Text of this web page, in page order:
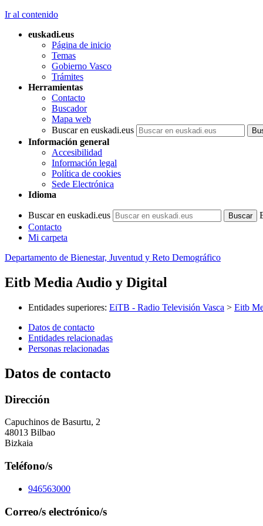
Ir al contenido
euskadi.eus
Página de inicio
Temas
Gobierno Vasco
Trámites
Herramientas
Contacto
Buscador
Mapa web
Buscar en euskadi.eus
Información general
Accesibilidad
Información legal
Política de cookies
Sede Electrónica
Idioma
Buscar en euskadi.eus
Contacto
Mi carpeta
Departamento de Bienestar, Juventud y Reto Demográfico
Eitb Media Audio y Digital
Entidades superiores: EiTB - Radio Televisión Vasca > Eitb
Datos de contacto
Entidades relacionadas
Personas relacionadas
Datos de contacto
Dirección
Capuchinos de Basurtu, 2
48013 Bilbao
Bizkaia
Teléfono/s
946563000
Correo/s electrónico/s